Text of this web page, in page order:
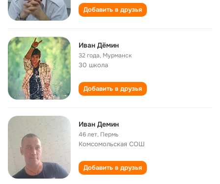
Добавить в друзья
Иван Дёмин
32 года, Мурманск
30 школа
Добавить в друзья
Иван Демин
46 лет, Пермь
Комсомольская СОШ
Добавить в друзья